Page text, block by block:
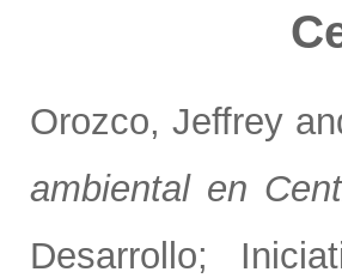
Orozco, Jeffrey
ambiental en
Desarrollo;